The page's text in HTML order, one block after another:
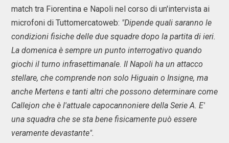
match tra Fiorentina e Napoli nel corso di un'intervista ai
microfoni di Tuttomercatoweb: "Dipende quali saranno le
condizioni fisiche delle due squadre dopo la partita di ieri.
La domenica è sempre un punto interrogativo quando
giochi il turno infrasettimanale. Il Napoli ha un attacco
stellare, che comprende non solo Higuain o Insigne, ma
anche Mertens e tanti altri che possono determinare come
Callejon che è l'attuale capocannoniere della Serie A. E'
una squadra che se sta bene fisicamente può essere
veramente devastante".